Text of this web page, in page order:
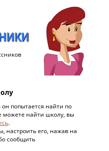
попытается найти по
можете найти школу, вы
.
настроить его, нажав на
сообщить